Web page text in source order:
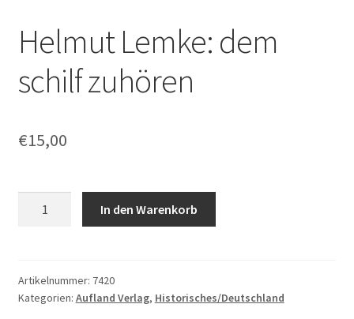
Helmut Lemke: dem
schilf zuhören
€15,00
zuhören
Menge
In den Warenkorb
Artikelnummer: 7420
Kategorien: Aufland Verlag, Historisches/Deutschland